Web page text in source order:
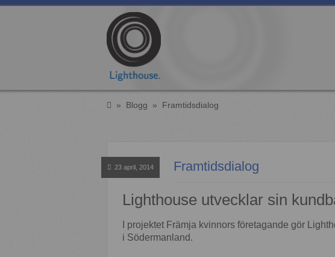
» Blogg » Framtidsdialog
23 april, 2014 Framtidsdialog
Lighthouse utvecklar sin
I projektet Främja kvinnors företagande gör
i Södermanland.